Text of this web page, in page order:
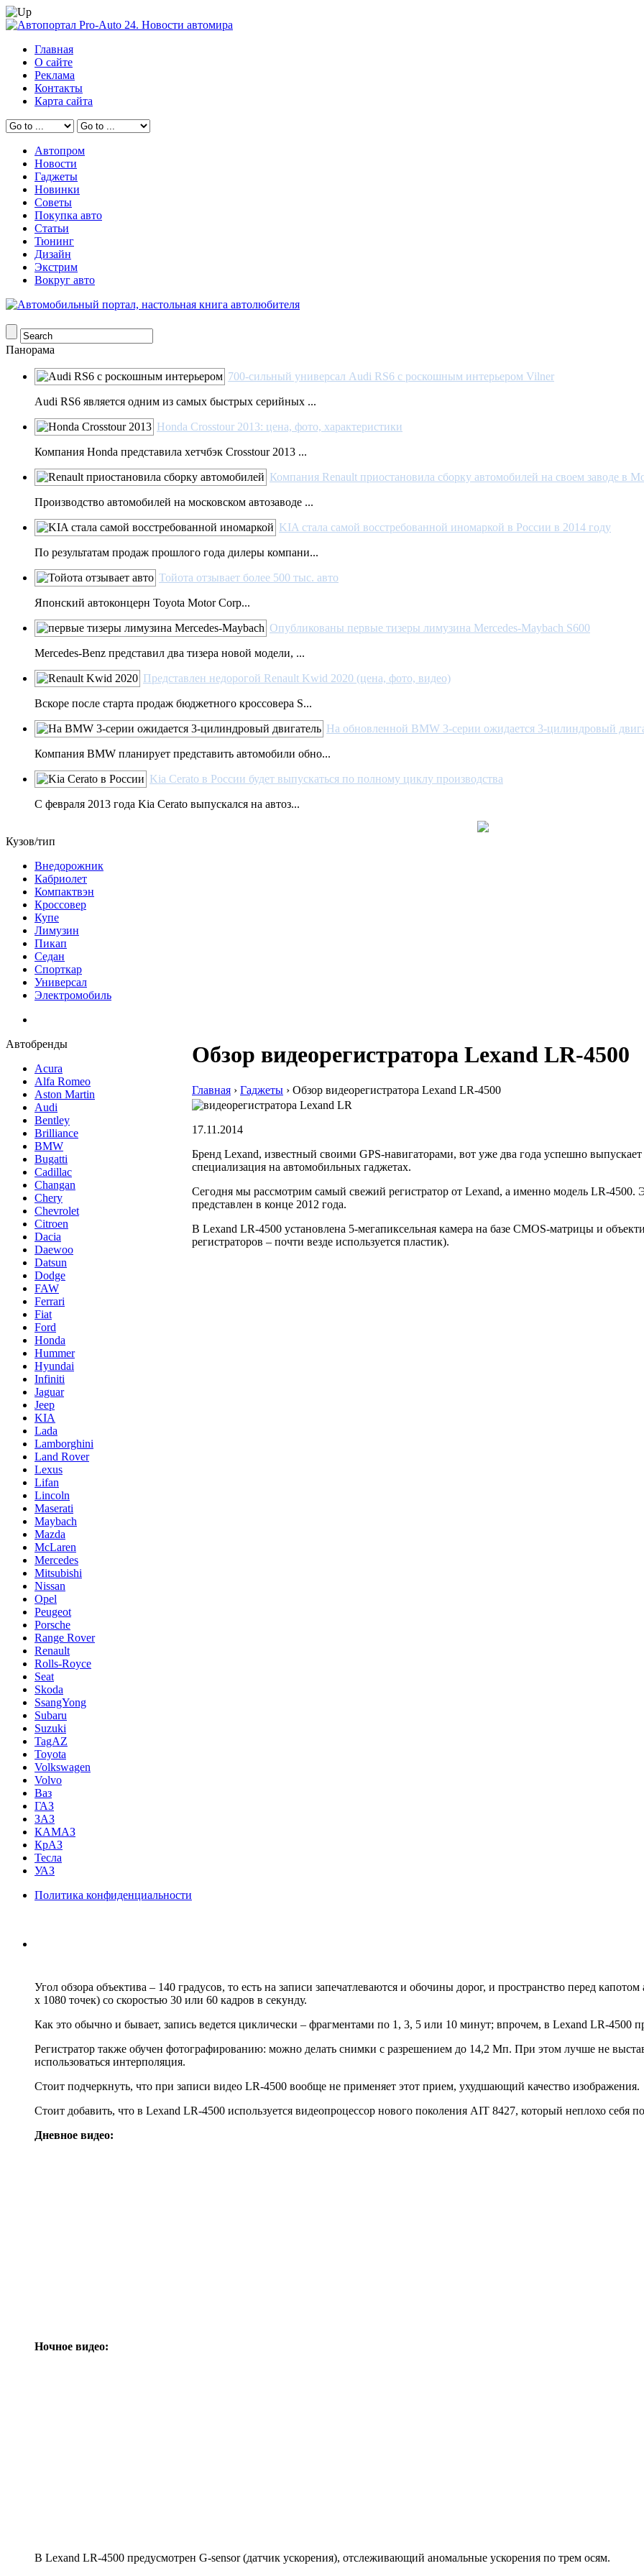
Главная
О сайте
Реклама
Контакты
Карта сайта
Автопром
Новости
Гаджеты
Новинки
Советы
Покупка авто
Статьи
Тюнинг
Дизайн
Экстрим
Вокруг авто
Панорама
700-сильный универсал Audi RS6 с роскошным интерьером Vilner
Audi RS6 является одним из самых быстрых серийных ...
Honda Crosstour 2013: цена, фото, характеристики
Компания Honda представила хетчбэк Crosstour 2013 ...
Компания Renault приостановила сборку автомобилей на своем заводе в
Производство автомобилей на московском автозаводе ...
KIA стала самой восстребованной иномаркой в России в 2014 году
По результатам продаж прошлого года дилеры компани...
Тойота отзывает более 500 тыс. авто
Японский автоконцерн Toyota Motor Corp...
Опубликованы первые тизеры лимузина Mercedes-Maybach S600
Mercedes-Benz представил два тизера новой модели, ...
Представлен недорогой Renault Kwid 2020 (цена, фото, видео)
Вскоре после старта продаж бюджетного кроссовера S...
На обновленной BMW 3-серии ожидается 3-цилиндровый
Компания BMW планирует представить автомобили обно...
Kia Cerato в России будет выпускаться по полному циклу производства
С февраля 2013 года Kia Cerato выпускался на автоз...
Кузов/тип
Внедорожник
Кабриолет
Компактвэн
Кроссовер
Купе
Лимузин
Пикап
Седан
Спорткар
Универсал
Электромобиль
Автобренды
Acura
Alfa Romeo
Aston Martin
Audi
Bentley
Brilliance
BMW
Bugatti
Cadillac
Changan
Chery
Chevrolet
Citroen
Dacia
Daewoo
Datsun
Dodge
FAW
Ferrari
Fiat
Ford
Honda
Hummer
Hyundai
Infiniti
Jaguar
Jeep
KIA
Lada
Lamborghini
Land Rover
Lexus
Lifan
Lincoln
Maserati
Maybach
Mazda
McLaren
Mercedes
Mitsubishi
Nissan
Opel
Peugeot
Porsche
Range Rover
Renault
Rolls-Royce
Seat
Skoda
SsangYong
Subaru
Suzuki
TagAZ
Toyota
Volkswagen
Volvo
Ваз
ГАЗ
ЗАЗ
КАМАЗ
КрАЗ
Тесла
УАЗ
Политика конфиденциальности
Обзор видеорегистратора Lexand LR-4500
Главная › Гаджеты › Обзор видеорегистратора Lexand LR-4500
17.11.2014
Бренд Lexand, известный своими GPS-навигаторами, вот уже два года успешно выпускает
специализация на автомобильных гаджетах.
Сегодня мы рассмотрим самый свежий регистратор от Lexand, а именно модель LR-
представлен в конце 2012 года.
В Lexand LR-4500 установлена 5-мегапиксельная камера на базе CMOS-матрицы и
регистраторов – почти везде используется пластик).
Угол обзора объектива – 140 градусов, то есть на записи запечатлеваются и обочины дорог, и пространство перед
x 1080 точек) со скоростью 30 или 60 кадров в секунду.
Как это обычно и бывает, запись ведется циклически – фрагментами по 1, 3, 5 или 10 минут; впрочем, в Lexand LR-
Регистратор также обучен фотографированию: можно делать снимки с разрешением до 14,2 Мп. При этом лучше не
использоваться интерполяция.
Стоит подчеркнуть, что при записи видео LR-4500 вообще не применяет этот прием, ухудшающий качество изображения.
Стоит добавить, что в Lexand LR-4500 используется видеопроцессор нового поколения AIT 8427, который неплохо себя
Дневное видео:
Ночное видео:
В Lexand LR-4500 предусмотрен G-sensor (датчик ускорения), отслеживающий аномальные ускорения по трем осям.